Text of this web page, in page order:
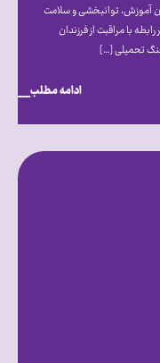
آموزش، توانبخشی و سلامت
با مراقبت از فرزندان
تحمیلی […]
ادامه مطلب